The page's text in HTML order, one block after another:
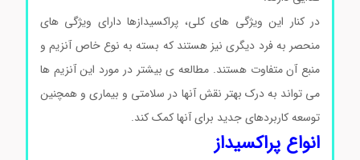
در کنار این ویژگی های کلی، پراکسیدازها دارای ویژگی های
منحصر به فرد دیگری نیز هستند که بسته به نوع خاص آنزیم و
منبع آن متفاوت هستند. مطالعه ی بیشتر در مورد این آنزیم ها
می تواند به درک بهتر نقش آنها در سلامتی و بیماری و همچنین
توسعه کاربردهای جدید برای آنها کمک کند.
انواع پراکسیداز